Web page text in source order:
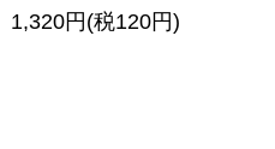
1,320円(税120円)